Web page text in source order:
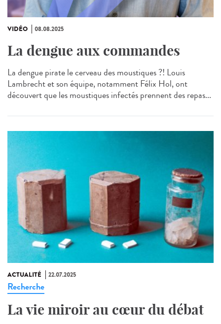
VIDÉO 08.08.2025
La dengue aux commandes
La dengue pirate le cerveau des moustiques ?! Louis
Lambrecht et son équipe, notamment Félix Hol, ont
découvert que les moustiques infectés prennent des repas...
ACTUALITÉ 22.07.2025
Recherche
La vie miroir au cœur du débat